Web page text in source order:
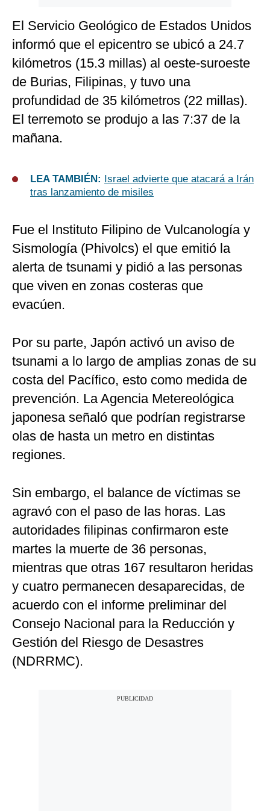
El Servicio Geológico de Estados Unidos
informó que el epicentro se ubicó a 24.7
kilómetros (15.3 millas) al oeste-suroeste
de Burias, Filipinas, y tuvo una
profundidad de 35 kilómetros (22 millas).
El terremoto se produjo a las 7:37 de la
mañana.
LEA TAMBIÉN:
Israel advierte que atacará a Irán
tras lanzamiento de misiles
Fue el Instituto Filipino de Vulcanología y
Sismología (Phivolcs) el que emitió la
alerta de tsunami y pidió a las personas
que viven en zonas costeras que
evacúen.
Por su parte, Japón activó un aviso de
tsunami a lo largo de amplias zonas de su
costa del Pacífico, esto como medida de
prevención. La Agencia Metereológica
japonesa señaló que podrían registrarse
olas de hasta un metro en distintas
regiones.
Sin embargo, el balance de víctimas se
agravó con el paso de las horas. Las
autoridades filipinas confirmaron este
martes la muerte de 36 personas,
mientras que otras 167 resultaron heridas
y cuatro permanecen desaparecidas, de
acuerdo con el informe preliminar del
Consejo Nacional para la Reducción y
Gestión del Riesgo de Desastres
(NDRRMC).